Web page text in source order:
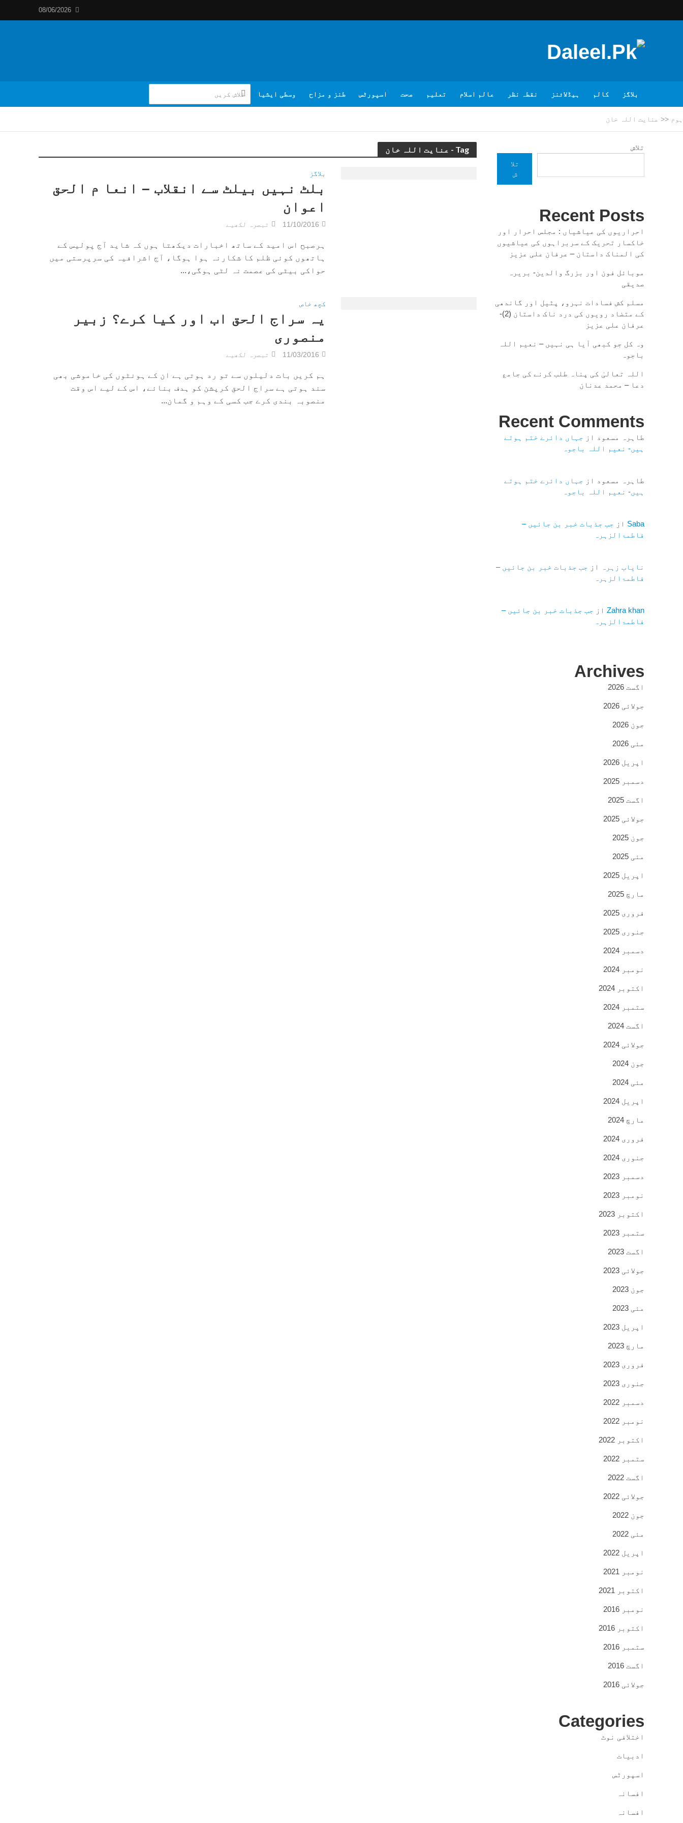
08/06/2026
بلاگز کالم ہیڈلائنز نقطہ نظر عالم اسلام تعلیم صحت اسپورٹس طنز و مزاح وسطی ایشیا
ہوم << عنایت اللہ خان
Tag - عنایت اللہ خان
بلاگز
بلٹ نہیں بیلٹ سے انقلاب – انعا م الحق
اعوان
11/10/2016 تبصرہ لکھیے
ہرصبح اس امید کے ساتھ اخبارات دیکھتا ہوں کہ شاید آج پولیس کے
ہاتھوں کوئی ظلم کا شکارنہ ہوا ہوگا، آج اشرافیہ کی سرپرستی میں
حواکی بیٹی کی عصمت نہ لٹی ہوگی،...
کچھ خاص
یہ سراج الحق اب اور کیا کرے؟ زبیر
منصوری
11/03/2016 تبصرہ لکھیے
ہم کریں بات دلیلوں سے تو رد ہوتی ہے ان کے ہونٹوں کی خاموشی بھی
سند ہوتی ہے سراج الحق کرپشن کو ہدف بنائے، اس کے لیے اس وقت
منصوبہ بندی کرے جب کسی کے وہم و گمان...
تلاش
تلا
ش
Recent Posts
احراریوں کی عیاشیاں : مجلس احرار اور
خاکسار تحریک کے سربراہوں کی عیاشیوں
کی المناک داستان – عرفان علی عزیز
موبائل فون اور بزرگ والدین- بریرہ
صدیقی
مسلم کش فسادات نہرو، پٹیل اور گاندھی
کے متضاد رویوں کی درد ناک داستان (2)-
عرفان علی عزیز
وہ کل جو کبھی آیا ہی نہیں – نعیم اللہ
باجوہ
اللہ تعالیٰ کی پناہ طلب کرنے کی جامع
دعا – محمد عدنان
Recent Comments
طاہرہ مسعود از جہاں دائرے ختم ہوتے
ہیں- نعیم اللہ باجوہ
طاہرہ مسعود از جہاں دائرے ختم ہوتے
ہیں- نعیم اللہ باجوہ
Saba از جب جذبات خبر بن جائیں –
فاطمۃالزہرہ
نایاب زہرہ از جب جذبات خبر بن جائیں –
فاطمۃالزہرہ
Zahra khanاز جب جذبات خبر بن جائیں –
فاطمۃالزہرہ
Archives
اگست 2026
جولائی 2026
جون 2026
مئی 2026
اپریل 2026
دسمبر 2025
اگست 2025
جولائی 2025
جون 2025
مئی 2025
اپریل 2025
مارچ 2025
فروری 2025
جنوری 2025
دسمبر 2024
نومبر 2024
اکتوبر 2024
ستمبر 2024
اگست 2024
جولائی 2024
جون 2024
مئی 2024
اپریل 2024
مارچ 2024
فروری 2024
جنوری 2024
دسمبر 2023
نومبر 2023
اکتوبر 2023
ستمبر 2023
اگست 2023
جولائی 2023
جون 2023
مئی 2023
اپریل 2023
مارچ 2023
فروری 2023
جنوری 2023
دسمبر 2022
نومبر 2022
اکتوبر 2022
ستمبر 2022
اگست 2022
جولائی 2022
جون 2022
مئی 2022
اپریل 2022
نومبر 2021
اکتوبر 2021
نومبر 2016
اکتوبر 2016
ستمبر 2016
اگست 2016
جولائی 2016
Categories
اختلافی نوٹ
ادبیات
اسپورٹس
افسانہ
افسانہ